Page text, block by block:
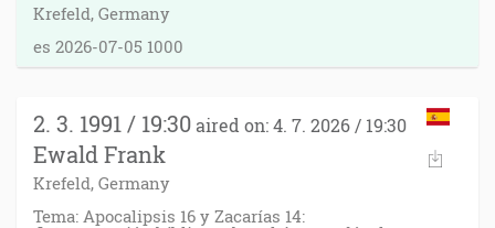
Krefeld, Germany
es 2026-07-05 1000
2. 3. 1991 / 19:30 aired on: 4. 7. 2026 / 19:30
Ewald Frank
Krefeld, Germany
Tema: Apocalipsis 16 y Zacarías 14: